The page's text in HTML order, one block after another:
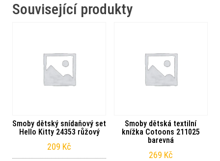
Související produkty
Smoby dětský snídaňový set
Hello Kitty 24353 růžový
209 Kč
Smoby dětská textilní
knížka Cotoons 211025
barevná
269 Kč